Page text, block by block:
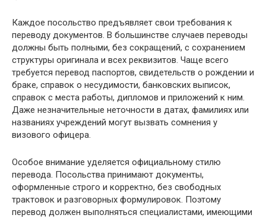
Каждое посольство предъявляет свои требования к
переводу документов. В большинстве случаев переводы
должны быть полными, без сокращений, с сохранением
структуры оригинала и всех реквизитов. Чаще всего
требуется перевод паспортов, свидетельств о рождении и
браке, справок о несудимости, банковских выписок,
справок с места работы, дипломов и приложений к ним.
Даже незначительные неточности в датах, фамилиях или
названиях учреждений могут вызвать сомнения у
визового офицера.
Особое внимание уделяется официальному стилю
перевода. Посольства принимают документы,
оформленные строго и корректно, без свободных
трактовок и разговорных формулировок. Поэтому
перевод должен выполняться специалистами, имеющими